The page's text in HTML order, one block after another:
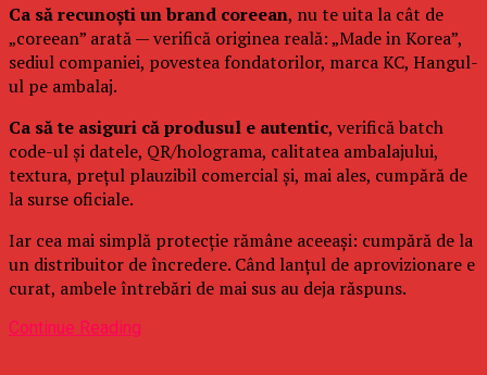
Ca să recunoști un brand coreean, nu te uita la cât de
„coreean” arată — verifică originea reală: „Made in Korea”,
sediul companiei, povestea fondatorilor, marca KC, Hangul-
ul pe ambalaj.
Ca să te asiguri că produsul e autentic, verifică batch
code-ul și datele, QR/holograma, calitatea ambalajului,
textura, prețul plauzibil comercial și, mai ales, cumpără de
la surse oficiale.
Iar cea mai simplă protecție rămâne aceeași: cumpără de la
un distribuitor de încredere. Când lanțul de aprovizionare e
curat, ambele întrebări de mai sus au deja răspuns.
Continue Reading